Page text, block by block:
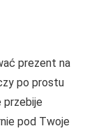
prezent na
po prostu
przebije
pod Twoje